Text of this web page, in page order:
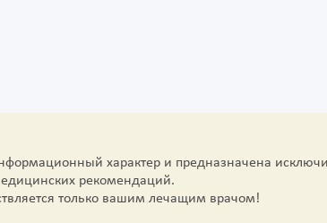
характер и предназначена
рекомендаций.
только вашим лечащим врачом!